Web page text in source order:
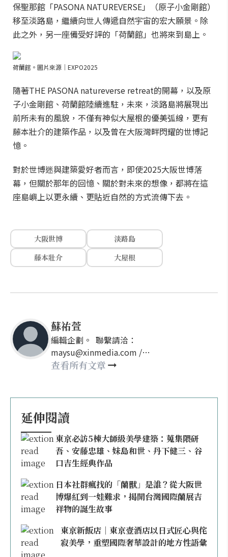
保聖那館「PASONA NATUREVERSE」（原子小金剛館）
移至淡路島，繼續向世人傳遞自然宇宙的宏大願景。除
此之外，另一座備受好評的「荷蘭館」也將來到島上。
荷蘭館。圖片來源｜EXPO2025
隨著THE PASONA natureverse retreat的開幕，以及原
子小金剛館、荷蘭館陸續進駐，未來，淡路島將展現出
前所未有的風貌，不僅有神似大屋根的優美弧線，更有
藤本壯介的建築作品，以及曾在大阪灣畔閃耀的世博記
憶。
對於世博迷與建築愛好者而言，即使2025大阪世博落
幕，但關於那年的回憶、關於對未來的想像，都將在這
座島嶼上以更永續、更貼近自然的方式流傳下去。
大阪世博
淡路島
藤本壯介
大屋根
蘇祐萱
編輯企劃。 聯繫請洽：
maysu@xinmedia.com /
may860527@gmail.com
查看所有文章
延伸閱讀
東京必訪5棟大師級美學建築：蒐集隈研
吾、安藤忠雄、妹島和世、丹下健三、谷
口吉生經典作品
日本社群瘋找的「蘭獸」是誰？從大阪世
博爆紅到一娃難求，揭開台灣國際蘭展吉
祥物的誕生故事
東京新飯店｜東京壹酒店以日式匠心與侘
寂美學，重塑國際奢華設計的地方性語彙